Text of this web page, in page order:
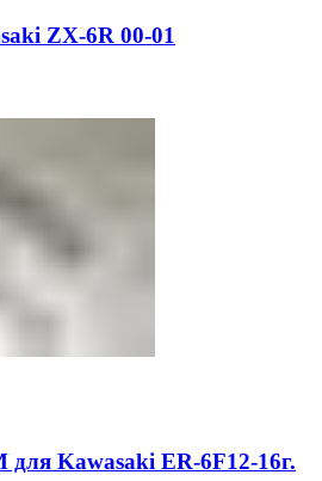
ZX-6R 00-01
Kawasaki ER-6F12-16г.